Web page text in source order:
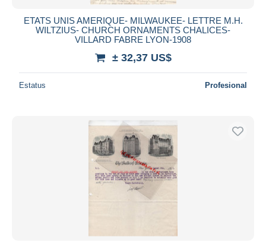
ETATS UNIS AMERIQUE- MILWAUKEE- LETTRE M.H.
WILTZIUS- CHURCH ORNAMENTS CHALICES-
VILLARD FABRE LYON-1908
± 32,37 US$
Estatus Profesional